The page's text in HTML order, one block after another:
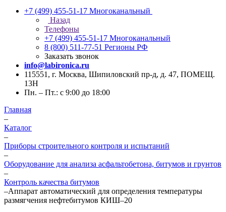
+7 (499) 455-51-17 Многоканальный
Назад
Телефоны
+7 (499) 455-51-17 Многоканальный
8 (800) 511-77-51 Регионы РФ
Заказать звонок
info@labironica.ru
115551, г. Москва, Шипиловский пр-д, д. 47, ПОМЕЩ.
13Н
Пн. – Пт.: с 9:00 до 18:00
Главная
–
Каталог
–
Приборы строительного контроля и испытаний
–
Оборудование для анализа асфальтобетона, битумов и грунтов
–
Контроль качества битумов
–Аппарат автоматический для определения температуры
размягчения нефтебитумов КИШ–20